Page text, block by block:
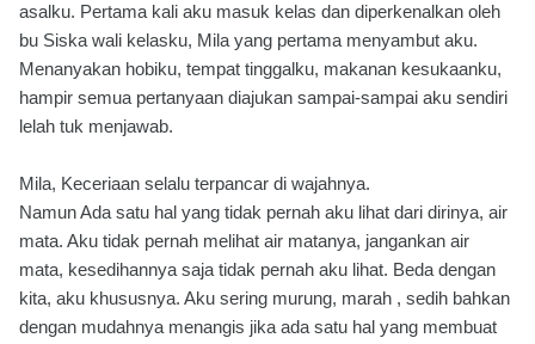
asalku. Pertama kali aku masuk kelas dan diperkenalkan oleh
bu Siska wali kelasku, Mila yang pertama menyambut aku.
Menanyakan hobiku, tempat tinggalku, makanan kesukaanku,
hampir semua pertanyaan diajukan sampai-sampai aku sendiri
lelah tuk menjawab.
Mila, Keceriaan selalu terpancar di wajahnya.
Namun Ada satu hal yang tidak pernah aku lihat dari dirinya, air
mata. Aku tidak pernah melihat air matanya, jangankan air
mata, kesedihannya saja tidak pernah aku lihat. Beda dengan
kita, aku khususnya. Aku sering murung, marah , sedih bahkan
dengan mudahnya menangis jika ada satu hal yang membuat